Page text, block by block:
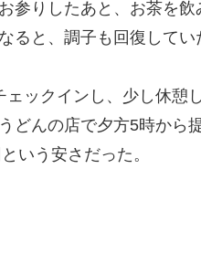
参りしたあと、お茶を
ると、調子も回復してい
ェックインし、少し休憩
どんの店で夕方5時から
いう安さだった。